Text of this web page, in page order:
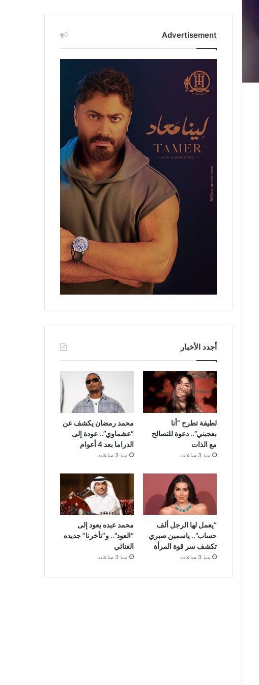
Advertisement
أجدد الأخبار
لطيفة تطرح “أنا
بعجبني”.. دعوة للتصالح
مع الذات
منذ 3 ساعات
محمد رمضان يكشف عن
“عشماوي”.. عودة إلى
الدراما بعد 4 أعوام
منذ 3 ساعات
“يعمل لها الرجل ألف
حساب”.. ياسمين صبري
تكشف سر قوة المرأة
منذ 3 ساعات
محمد عبده يعود إلى
“العود”.. و”تأخرنا” جديده
الغنائي
منذ 3 ساعات